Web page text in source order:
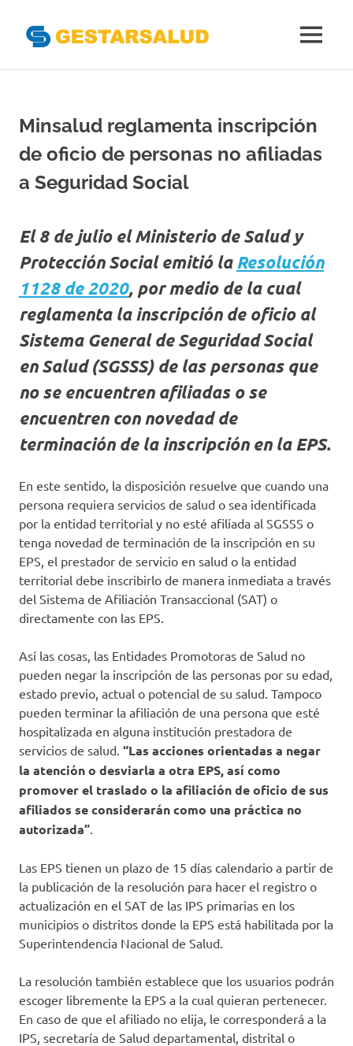
contenido
del
Aseguramiento
de
la
Salud
MENÚ
Minsalud reglamenta inscripción
de oficio de personas no afiliadas
a Seguridad Social
El 8 de julio el Ministerio de Salud y
Protección Social emitió la Resolución
1128 de 2020, por medio de la cual
reglamenta la inscripción de oficio al
Sistema General de Seguridad Social
en Salud (SGSSS) de las personas que
no se encuentren afiliadas o se
encuentren con novedad de
terminación de la inscripción en la EPS.
En este sentido, la disposición resuelve que cuando una
persona requiera servicios de salud o sea identificada
por la entidad territorial y no esté afiliada al SGSSS o
tenga novedad de terminación de la inscripción en su
EPS, el prestador de servicio en salud o la entidad
territorial debe inscribirlo de manera inmediata a través
del Sistema de Afiliación Transaccional (SAT) o
directamente con las EPS.
Así las cosas, las Entidades Promotoras de Salud no
pueden negar la inscripción de las personas por su edad,
estado previo, actual o potencial de su salud. Tampoco
pueden terminar la afiliación de una persona que esté
hospitalizada en alguna institución prestadora de
servicios de salud. “Las acciones orientadas a negar
la atención o desviarla a otra EPS, así como
promover el traslado o la afiliación de oficio de sus
afiliados se considerarán como una práctica no
autorizada”.
Las EPS tienen un plazo de 15 días calendario a partir de
la publicación de la resolución para hacer el registro o
actualización en el SAT de las IPS primarias en los
municipios o distritos donde la EPS está habilitada por la
Superintendencia Nacional de Salud.
La resolución también establece que los usuarios podrán
escoger libremente la EPS a la cual quieran pertenecer.
En caso de que el afiliado no elija, le corresponderá a la
IPS, secretaría de Salud departamental, distrital o